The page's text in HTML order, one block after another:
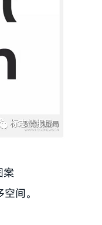
案
间。